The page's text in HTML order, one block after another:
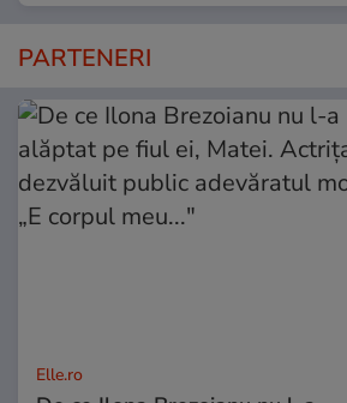
PARTENERI
Elle.ro